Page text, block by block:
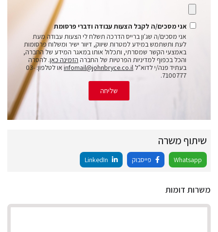
אני מסכים/ה לקבל הצעות עבודה ודברי פרסומת
אני מסכים/ה שג'ון ברייס הדרכה תשלח לי הצעות עבודה מעת
לעת ותשתמש במידע למטרות שיווק, דיוור ישיר ומשלוח פרסומות
באמצעי הקשר שמסרתי, ותכלול אותו במאגר המידע של החברה,
והכל בכפוף למדיניות הפרטיות של החברה הזמינה כאן. להסרה
בעתיד פנה/י לדוא"ל infomail@johnbryce.co.il
או לטלפון: 03-
7100777.
שליחה
שיתוף משרה
Whatsapp פייסבוק
משרות דומות